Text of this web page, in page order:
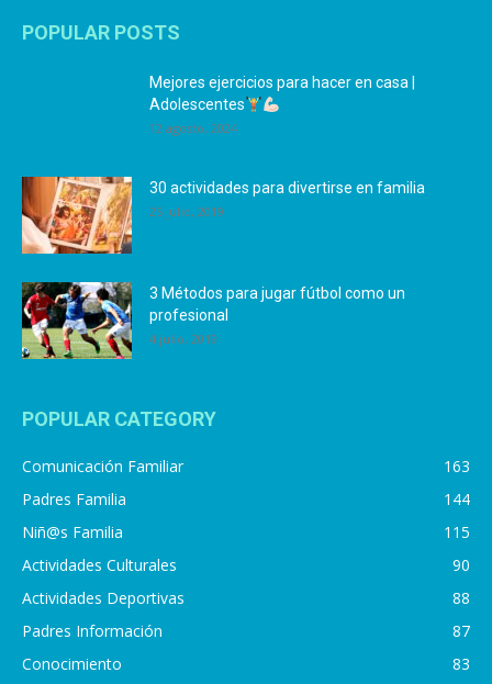
POPULAR POSTS
Mejores ejercicios para hacer en casa |
Adolescentes
12 agosto, 2024
30 actividades para divertirse en familia
25 julio, 2019
3 Métodos para jugar fútbol como un
profesional
4 julio, 2019
POPULAR CATEGORY
Comunicación Familiar
163
Padres Familia
144
Niñ@s Familia
115
Actividades Culturales
90
Actividades Deportivas
88
Padres Información
87
Conocimiento
83